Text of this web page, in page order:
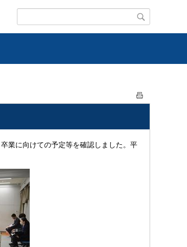
業に向けての予定等を確認しました。平